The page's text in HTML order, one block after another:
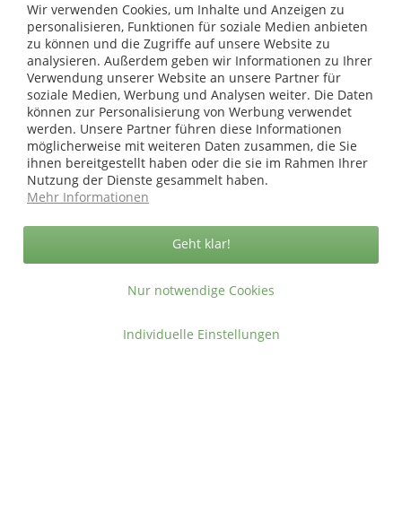
* bei Paketversand. Alle Preise inkl. gesetzl. Mehrwertsteuer zzgl.
Versandkosten.
Copyright © afp marketing gmbh - Alle Rechte vorbehalten
Sicher zahlen in unserem Onlineshop
Wir verwenden Cookies, um Inhalte und Anzeigen zu
personalisieren, Funktionen für soziale Medien anbieten
zu können und die Zugriffe auf unsere Website zu
analysieren. Außerdem geben wir Informationen zu Ihrer
Verwendung unserer Website an unsere Partner für
soziale Medien, Werbung und Analysen weiter. Die Daten
können zur Personalisierung von Werbung verwendet
werden. Unsere Partner führen diese Informationen
möglicherweise mit weiteren Daten zusammen, die Sie
ihnen bereitgestellt haben oder die sie im Rahmen Ihrer
Nutzung der Dienste gesammelt haben.
Mehr Informationen
Nur notwendige Cookies
Geht klar!
Individuelle Einstellungen